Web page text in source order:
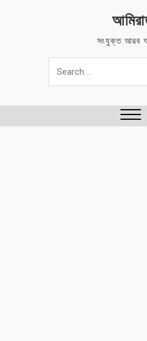
সংযুক্ত আরব
Search
for: